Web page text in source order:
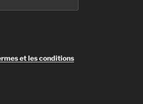
et les conditions